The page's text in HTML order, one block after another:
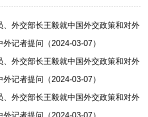
、外交部长王毅就中国外交政策和对外
记者提问（2024-03-07）
、外交部长王毅就中国外交政策和对外
记者提问（2024-03-07）
、外交部长王毅就中国外交政策和对外
记者提问（2024-03-07）